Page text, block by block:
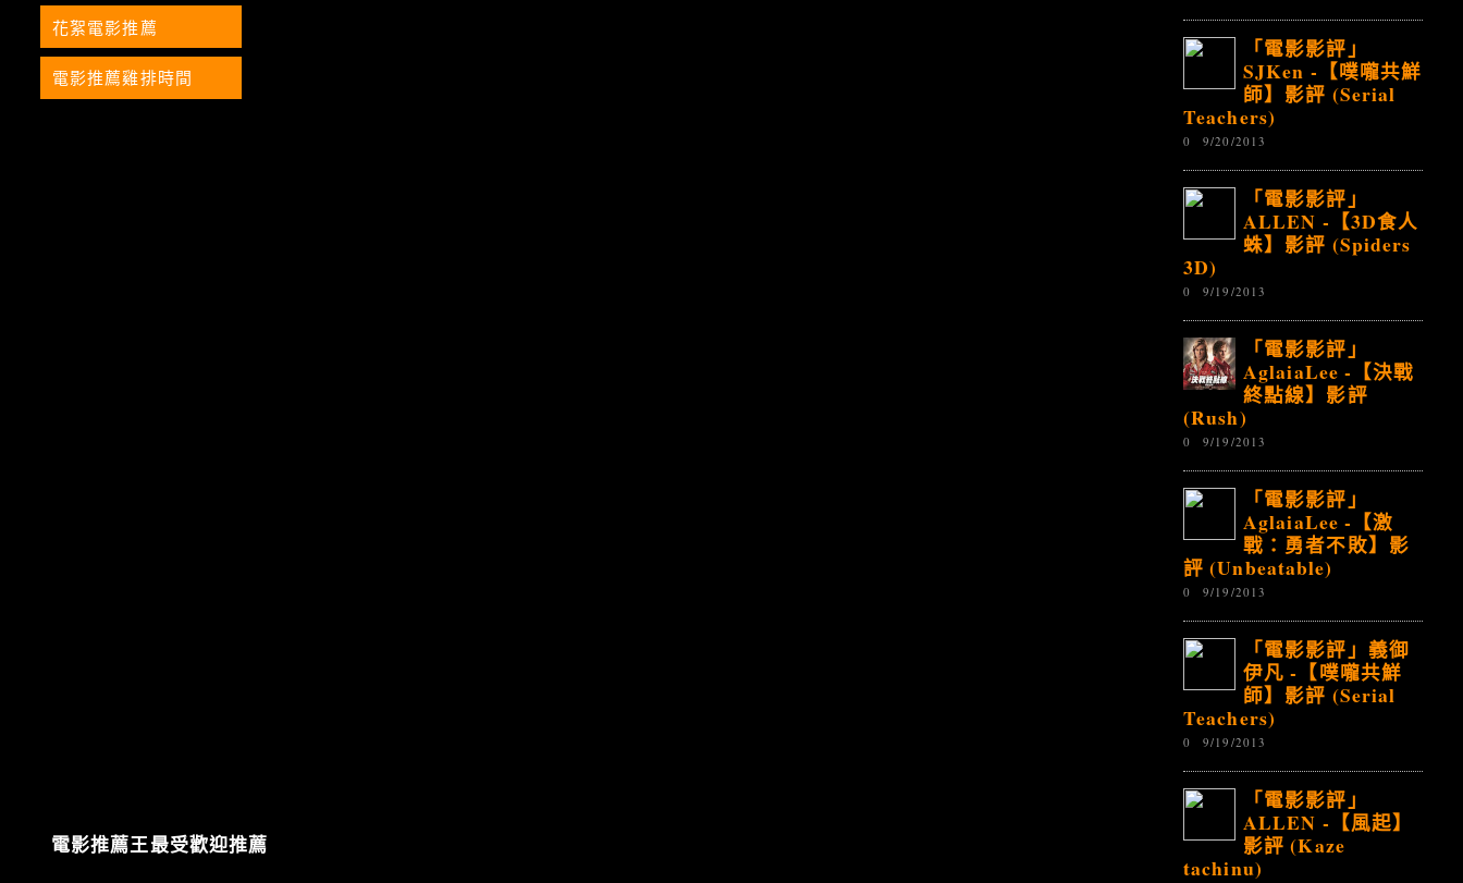
花絮電影推薦
電影推薦雞排時間
電影推薦王最受歡迎推薦
「電影影評」
SJKen -【噗嚨共鮮
師】影評 (Serial
Teachers)
0 9/20/2013
「電影影評」
ALLEN -【3D食人
蛛】影評 (Spiders
3D)
0 9/19/2013
「電影影評」
AglaiaLee -【決戰
終點線】影評
(Rush)
0 9/19/2013
「電影影評」
AglaiaLee -【激
戰：勇者不敗】影
評 (Unbeatable)
0 9/19/2013
「電影影評」義御
伊凡 -【噗嚨共鮮
師】影評 (Serial
Teachers)
0 9/19/2013
「電影影評」
ALLEN -【風起】
影評 (Kaze
tachinu)